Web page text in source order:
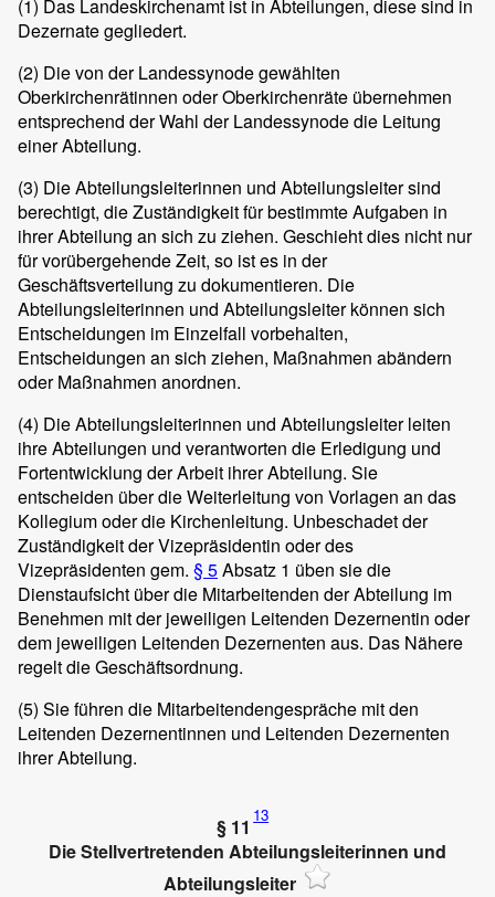
(1) Das Landeskirchenamt ist in Abteilungen, diese sind in
Dezernate gegliedert.
(2) Die von der Landessynode gewählten
Oberkirchenrätinnen oder Oberkirchenräte übernehmen
entsprechend der Wahl der Landessynode die Leitung
einer Abteilung.
(3) Die Abteilungsleiterinnen und Abteilungsleiter sind
berechtigt, die Zuständigkeit für bestimmte Aufgaben in
ihrer Abteilung an sich zu ziehen. Geschieht dies nicht nur
für vorübergehende Zeit, so ist es in der
Geschäftsverteilung zu dokumentieren. Die
Abteilungsleiterinnen und Abteilungsleiter können sich
Entscheidungen im Einzelfall vorbehalten,
Entscheidungen an sich ziehen, Maßnahmen abändern
oder Maßnahmen anordnen.
(4) Die Abteilungsleiterinnen und Abteilungsleiter leiten
ihre Abteilungen und verantworten die Erledigung und
Fortentwicklung der Arbeit ihrer Abteilung. Sie
entscheiden über die Weiterleitung von Vorlagen an das
Kollegium oder die Kirchenleitung. Unbeschadet der
Zuständigkeit der Vizepräsidentin oder des
Vizepräsidenten gem. § 5Absatz 1 üben sie die
Dienstaufsicht über die Mitarbeitenden der Abteilung im
Benehmen mit der jeweiligen Leitenden Dezernentin oder
dem jeweiligen Leitenden Dezernenten aus. Das Nähere
regelt die Geschäftsordnung.
(5) Sie führen die Mitarbeitendengespräche mit den
Leitenden Dezernentinnen und Leitenden Dezernenten
ihrer Abteilung.
§ 11 13
Die Stellvertretenden Abteilungsleiterinnen und
Abteilungsleiter